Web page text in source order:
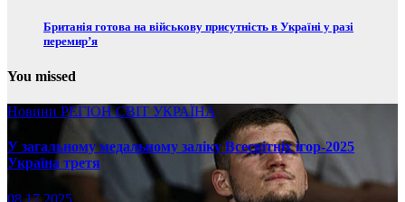
Британія готова на військову присутність в Україні у разі
перемир’я
You missed
Новини РЕГІОНСВІТ УКРАЇНА
У загальному медальному заліку Всесвітніх ігор-2025
Україна третя
08.17.2025